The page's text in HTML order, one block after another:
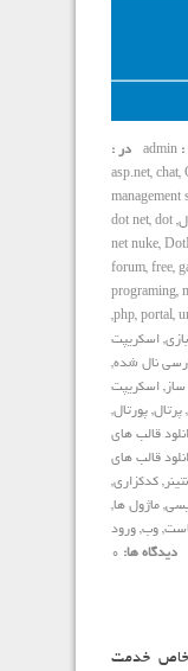
در : :
admin
asp.net, chat,
management
,
dot net, dot
net nuke,
forum, free,
programing,
php, portal,
,
, اسکریپت
نال شده,
, اسکریپت
, پرتال, پورتال,
قالب های
قالب های
, کدکزاری,
, ماژول ها,
, وب, ورود
دیدگاه ها: 0
خاص خدمت